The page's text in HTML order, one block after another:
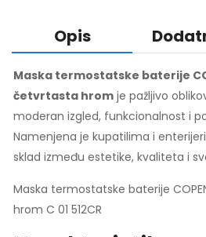
Opis
Maska termostatske baterije
četvrtasta hrom je pažljivo
moderan izgled, funkcionalnost i
Namenjena je kupatilima i
sklad između estetike, kvaliteta i
Maska termostatske baterije
hrom C 01 512CR